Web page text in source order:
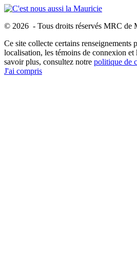
© 2026 - Tous droits réservés MRC de
Ce site collecte certains renseignements
localisation, les témoins de connexion et
savoir plus, consultez notre politique de
J'ai compris